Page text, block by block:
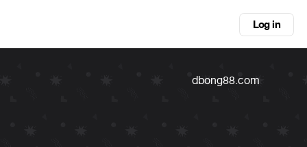
Log in
dbong88.com